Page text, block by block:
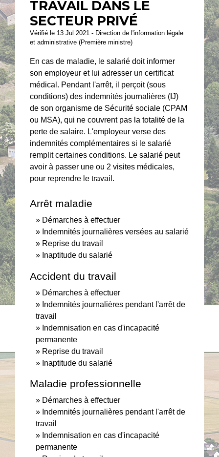
TRAVAIL DANS LE
SECTEUR PRIVÉ
Vérifié le 13 Jul 2021 - Direction de l'information légale
et administrative (Première ministre)
En cas de maladie, le salarié doit informer
son employeur et lui adresser un certificat
médical. Pendant l'arrêt, il perçoit (sous
conditions) des indemnités journalières (IJ)
de son organisme de Sécurité sociale (CPAM
ou MSA), qui ne couvrent pas la totalité de la
perte de salaire. L'employeur verse des
indemnités complémentaires si le salarié
remplit certaines conditions. Le salarié peut
avoir à passer une ou 2 visites médicales,
pour reprendre le travail.
Arrêt maladie
Démarches à effectuer
Indemnités journalières versées au salarié
Reprise du travail
Inaptitude du salarié
Accident du travail
Démarches à effectuer
Indemnités journalières pendant l'arrêt de
travail
Indemnisation en cas d'incapacité
permanente
Reprise du travail
Inaptitude du salarié
Maladie professionnelle
Démarches à effectuer
Indemnités journalières pendant l'arrêt de
travail
Indemnisation en cas d'incapacité
permanente